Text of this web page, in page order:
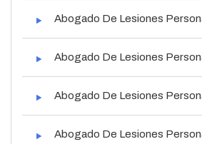
Abogado De Lesiones
Abogado De Lesiones
Abogado De Lesiones
Abogado De Lesiones